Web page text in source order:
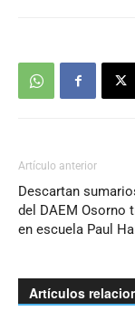
Artículo anterior
Descartan
del DAEM Osorno
en escuela Paul
Artículos